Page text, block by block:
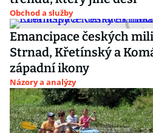
Obchod a služby
Emancipace českých
Strnad, Křetínský a
západní ikony
Názory a analýzy